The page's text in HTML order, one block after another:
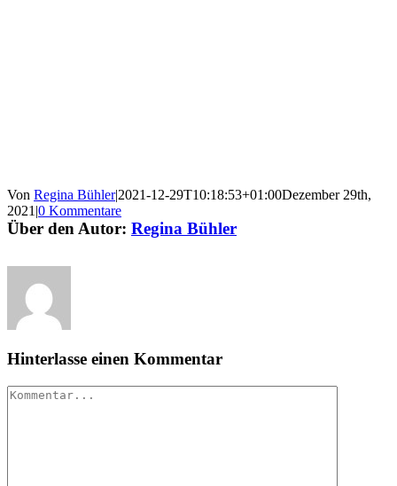
Von Regina Bühler|2021-12-29T10:18:53+01:00Dezember 29th,
2021 |0 Kommentare
Über den Autor: Regina Bühler
Hinterlasse einen Kommentar
Kommentar